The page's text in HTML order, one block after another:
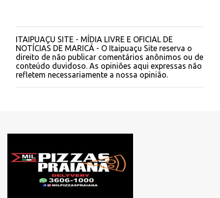
P
o
s
t
a
r
t
ITAIPUAÇU SITE - MÍDIA LIVRE E OFICIAL DE
NOTÍCIAS DE MARICÁ - O Itaipuaçu Site reserva o
direito de não publicar comentários anônimos ou de
conteúdo duvidoso. As opiniões aqui expressas não
refletem necessariamente a nossa opinião.